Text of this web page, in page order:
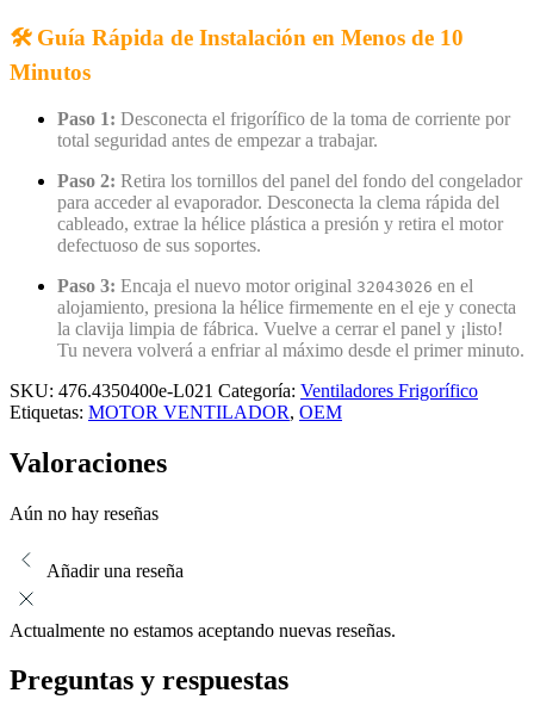
🛠️ Guía Rápida de Instalación en Menos de 10
Minutos
Paso 1: Desconecta el frigorífico de la toma de corriente por
total seguridad antes de empezar a trabajar.
Paso 2: Retira los tornillos del panel del fondo del congelador
para acceder al evaporador. Desconecta la clema rápida del
cableado, extrae la hélice plástica a presión y retira el motor
defectuoso de sus soportes.
Paso 3: Encaja el nuevo motor original 32043026 en el
alojamiento, presiona la hélice firmemente en el eje y conecta
la clavija limpia de fábrica. Vuelve a cerrar el panel y ¡listo!
Tu nevera volverá a enfriar al máximo desde el primer minuto.
SKU: 476.4350400e-L021 Categoría: Ventiladores Frigorífico
Etiquetas: MOTOR VENTILADOR, OEM
Valoraciones
Aún no hay reseñas
Añadir una reseña
Actualmente no estamos aceptando nuevas reseñas.
Preguntas y respuestas